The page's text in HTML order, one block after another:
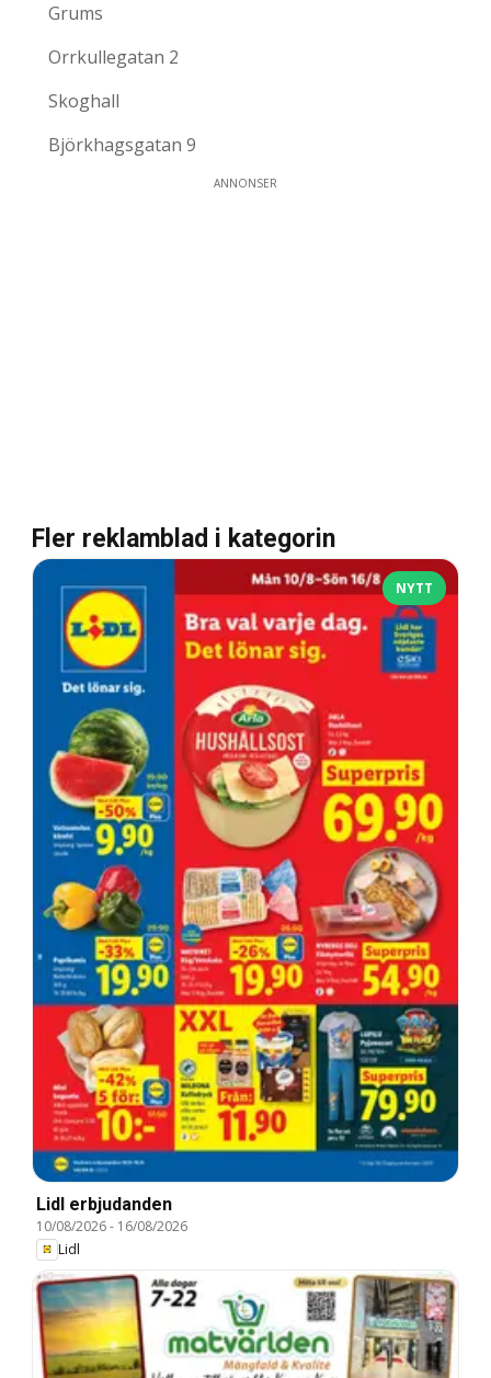
Grums
Orrkullegatan 2
Skoghall
Björkhagsgatan 9
ANNONSER
Fler reklamblad i kategorin
NYTT
Lidl erbjudanden
10/08/2026- 16/08/2026
Lidl